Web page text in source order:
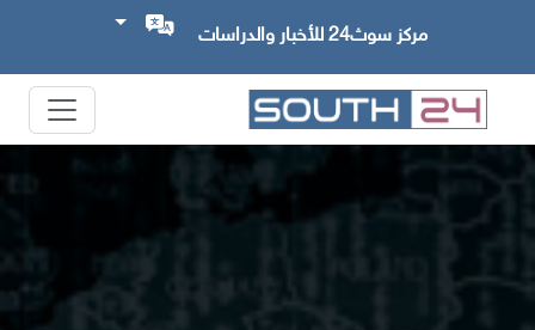
مركز سوث24 للأخبار والدراسات